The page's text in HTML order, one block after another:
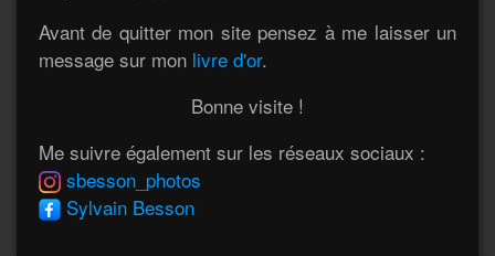
Avant de quitter mon site pensez à me laisser un
message sur mon livre d'or.
Bonne visite !
Me suivre également sur les réseaux sociaux :
sbesson_photos
Sylvain Besson